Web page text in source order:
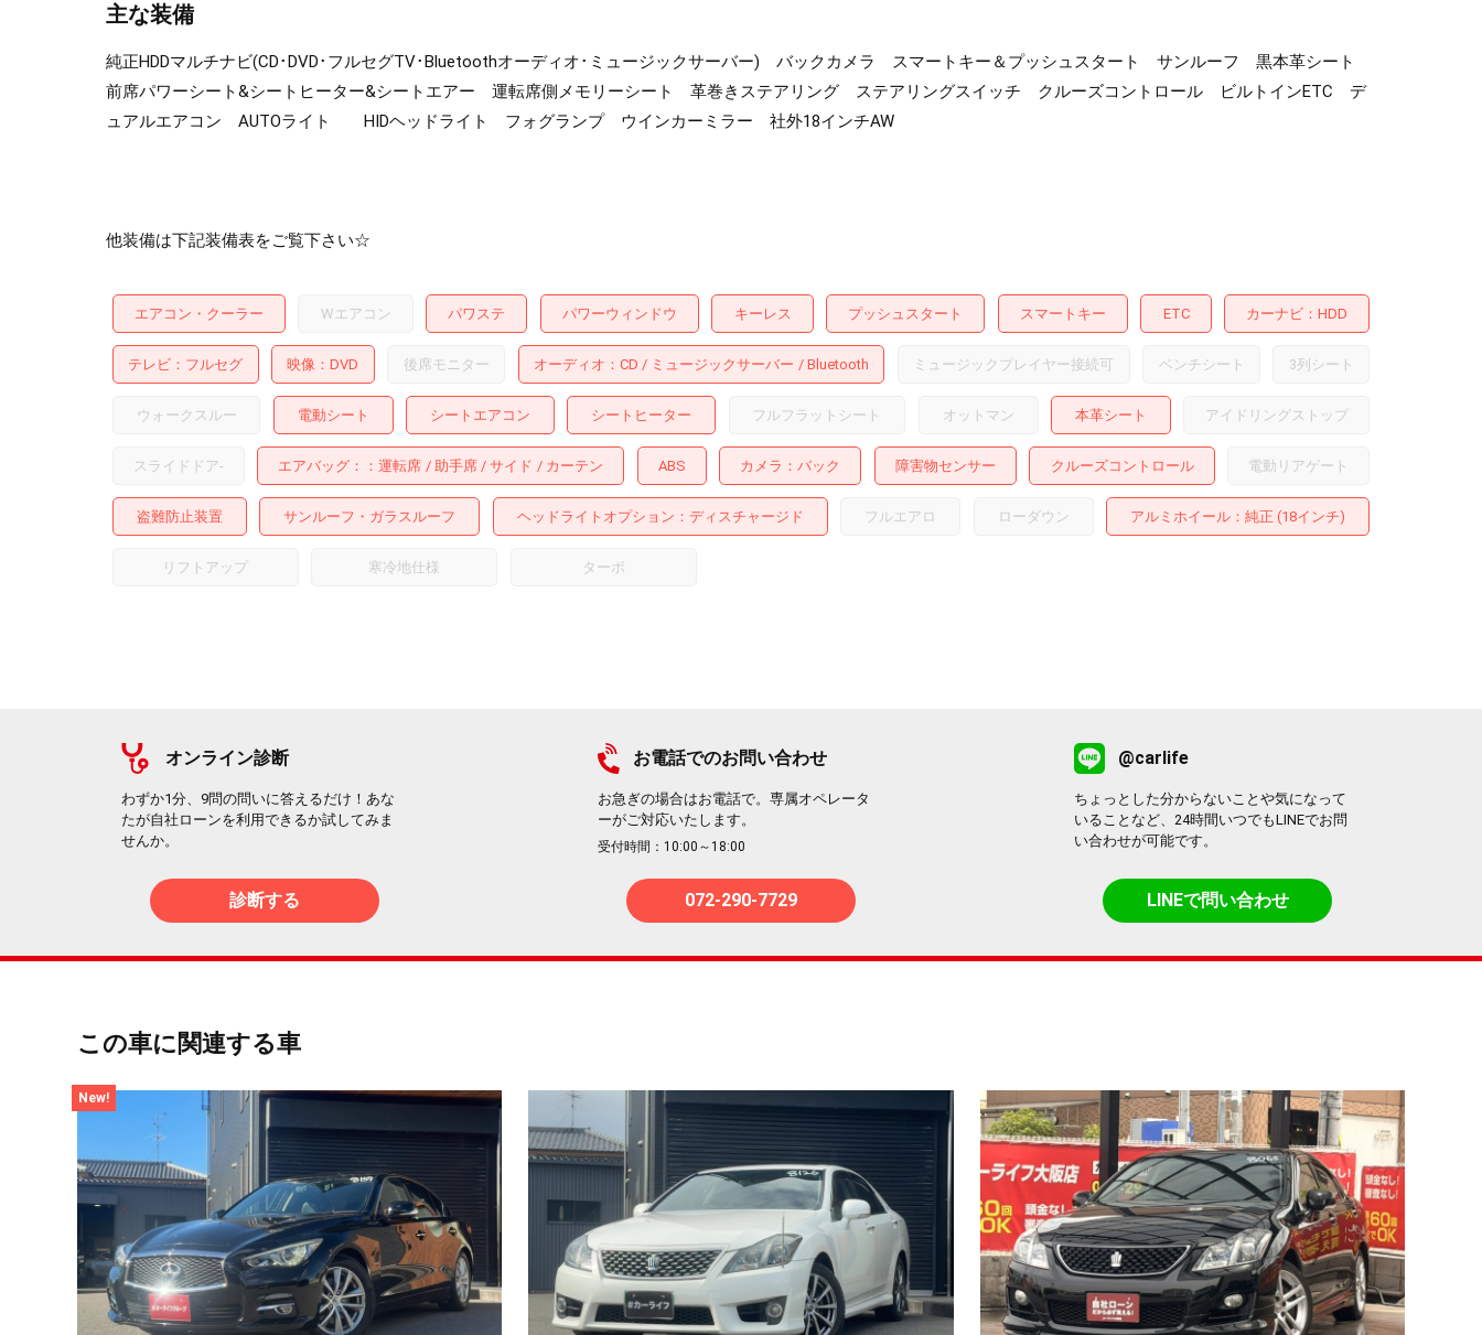
主な装備
純正HDDマルチナビ(CD･DVD･フルセグTV･Bluetoothオーディオ･ミュージックサーバー) バックカメラ スマートキー＆プッシュスタート サンルーフ 黒本革シート
前席パワーシート&シートヒーター&シートエアー 運転席側メモリーシート 革巻きステアリング ステアリングスイッチ クルーズコントロール ビルトインETC デ
ュアルエアコン AUTOライト HIDヘッドライト フォグランプ ウインカーミラー 社外18インチAW
他装備は下記装備表をご覧下さい☆
エアコン・クーラー Wエアコン パワステ パワーウィンドウ キーレス プッシュスタート スマートキー ETC カーナビ HDD
テレビ フルセグ 映像 DVD 後席モニター オーディオ CD ミュージックサーバー Bluetooth ミュージックプレイヤー接続可 ベンチシート 3列シート
ウォークスルー 電動シート シートエアコン シートヒーター フルフラットシート オットマン 本革シート アイドリングストップ
スライドドア- エアバッグ： 運転席 助手席 サイド カーテン ABS カメラ バック 障害物センサー クルーズコントロール 電動リアゲート
盗難防止装置 サンルーフ・ガラスルーフ ヘッドライトオプション ディスチャージド フルエアロ ローダウン アルミホイール ：純正 (18インチ)
リフトアップ 寒冷地仕様 ターボ
オンライン診断
わずか1分、9問の問いに答えるだけ！あな
たが自社ローンを利用できるか試してみま
せんか。
診断する
お電話でのお問い合わせ
お急ぎの場合はお電話で。専属オペレータ
ーがご対応いたします。
受付時間：10:00～18:00
072-290-7729
@carlife
ちょっとした分からないことや気になって
いることなど、24時間いつでもLINEでお問
い合わせが可能です。
LINEで問い合わせ
この車に関連する車
New!